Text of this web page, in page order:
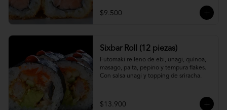
$9.500
Sixbar Roll (12 piezas)
Futomaki relleno de ebi, unagi, quínoa,
masago, palta, pepino y tempura flakes.
Con salsa unagi y topping de sriracha.
$13.900